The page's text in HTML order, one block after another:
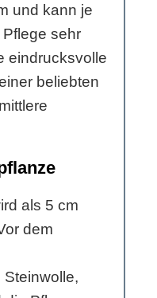
und kann je
sehr
eindrucksvolle
beliebten
als 5 cm
dem
Steinwolle,